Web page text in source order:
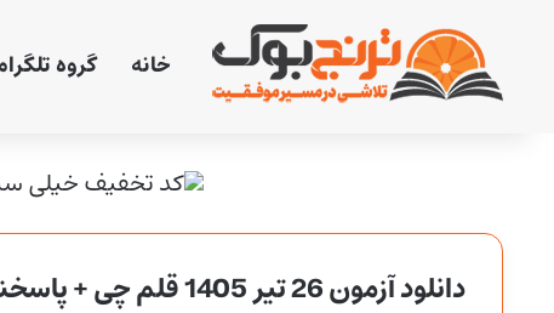
خانه گروه
دانلود آزمون 26 تیر 1405 قلم چی + پاسخنامه + کلید